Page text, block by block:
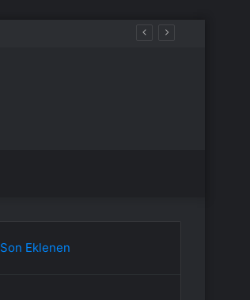
Son Eklenen